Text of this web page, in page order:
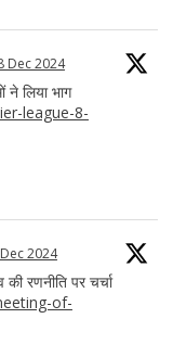
Dec 2024
ने लिया भाग
league-8-
2024
की रणनीति पर चर्चा
of-